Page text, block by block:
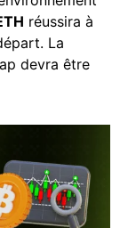
réussira à
La
devra être